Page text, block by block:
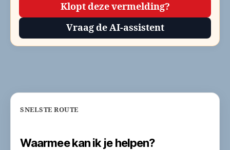
Klopt deze vermelding?
Vraag de AI-assistent
SNELSTE ROUTE
Waarmee kan ik je helpen?